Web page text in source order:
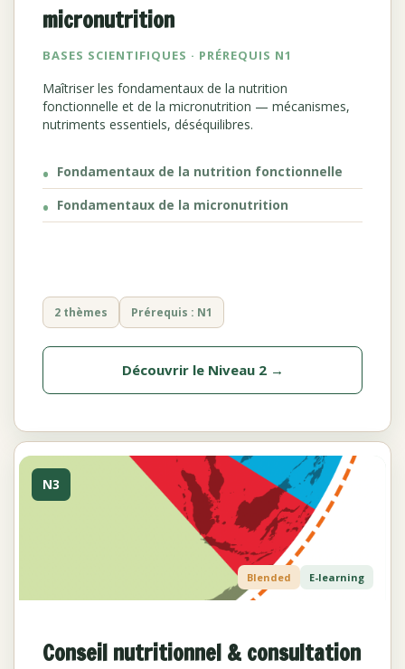
micronutrition
BASES SCIENTIFIQUES · PRÉREQUIS N1
Maîtriser les fondamentaux de la nutrition
fonctionnelle et de la micronutrition — mécanismes,
nutriments essentiels, déséquilibres.
Fondamentaux de la nutrition fonctionnelle
Fondamentaux de la micronutrition
2 thèmes Prérequis : N1
Découvrir le Niveau 2 →
N3
Blended E-learning
Conseil nutritionnel & consultation